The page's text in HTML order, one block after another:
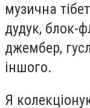
музична
дудук, блок-
джембер,
іншого.
Я